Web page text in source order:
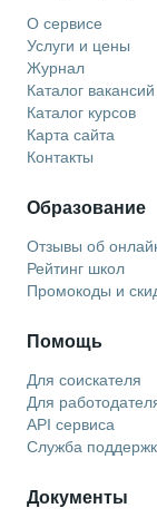
О сервисе
Услуги и цены
Журнал
Каталог вакансий
Каталог курсов
Карта сайта
Контакты
Образование
Отзывы об
Рейтинг школ
Промокоды и
Помощь
Для соискателя
Для
API сервиса
Служба
Документы